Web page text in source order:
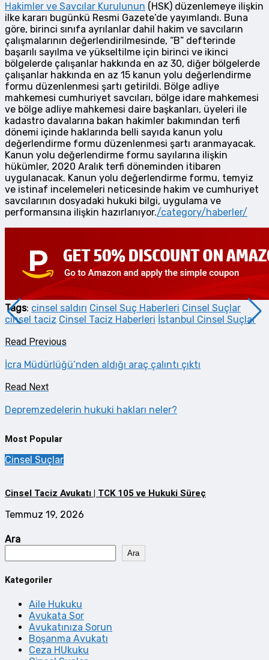
Hakimler ve Savcılar Kurulunun (HSK) düzenlemeye ilişkin
ilke kararı bugünkü Resmi Gazete’de yayımlandı. Buna
göre, birinci sınıfa ayrılanlar dahil hakim ve savcıların
çalışmalarının değerlendirilmesinde, “B” defterinde
başarılı sayılma ve yükseltilme için birinci ve ikinci
bölgelerde çalışanlar hakkında en az 30, diğer bölgelerde
çalışanlar hakkında en az 15 kanun yolu değerlendirme
formu düzenlenmesi şartı getirildi. Bölge adliye
mahkemesi cumhuriyet savcıları, bölge idare mahkemesi
ve bölge adliye mahkemesi daire başkanları, üyeleri ile
kadastro davalarına bakan hakimler bakımından terfi
dönemi içinde haklarında belli sayıda kanun yolu
değerlendirme formu düzenlenmesi şartı aranmayacak.
Kanun yolu değerlendirme formu sayılarına ilişkin
hükümler, 2020 Aralık terfi döneminden itibaren
uygulanacak. Kanun yolu değerlendirme formu, temyiz
ve istinaf incelemeleri neticesinde hakim ve cumhuriyet
savcılarının dosyadaki hukuki bilgi, uygulama ve
performansına ilişkin hazırlanıyor./category/haberler/
Tags: cinsel saldırı Cinsel Suç Haberleri Cinsel Suçlar
cinsel taciz Cinsel Taciz Haberleri İstanbul Cinsel Suçlar
Read Previous
İcra Müdürlüğü’nden aldığı araç çalıntı çıktı
Read Next
Depremzedelerin hukuki hakları neler?
Most Popular
Cinsel Suçlar
Cinsel Taciz Avukatı | TCK 105 ve Hukuki Süreç
Temmuz 19, 2026
Ara
Ara
Kategoriler
Aile Hukuku
Avukata Sor
Avukatınıza Sorun
Boşanma Avukatı
Ceza HUkuku